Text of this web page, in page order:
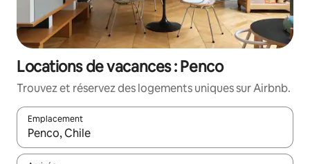
Locations de vacances : Penco
Trouvez et réservez des logements uniques sur Airbnb.
Emplacement
Quand les résultats sont affichés, parcourez-les en utilisant